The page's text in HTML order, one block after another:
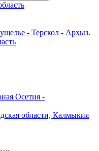
- Терскол - Архыз.
Осетия -
области, Калмыкия